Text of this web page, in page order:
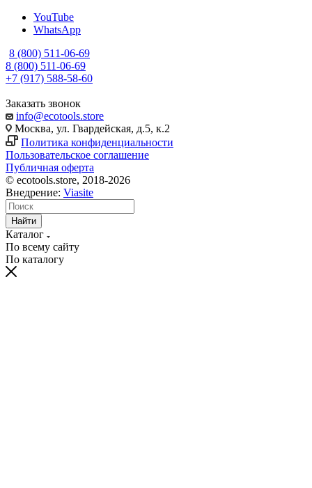
YouTube
WhatsApp
8 (800) 511-06-69
8 (800) 511-06-69
+7 (917) 588-58-60
Заказать звонок
info@ecotools.store
Москва, ул. Гвардейская, д.5, к.2
Политика конфиденциальности
Пользовательское соглашение
Публичная оферта
© ecotools.store, 2018-2026
Внедрение: Viasite
Найти
Каталог
По всему сайту
По каталогу